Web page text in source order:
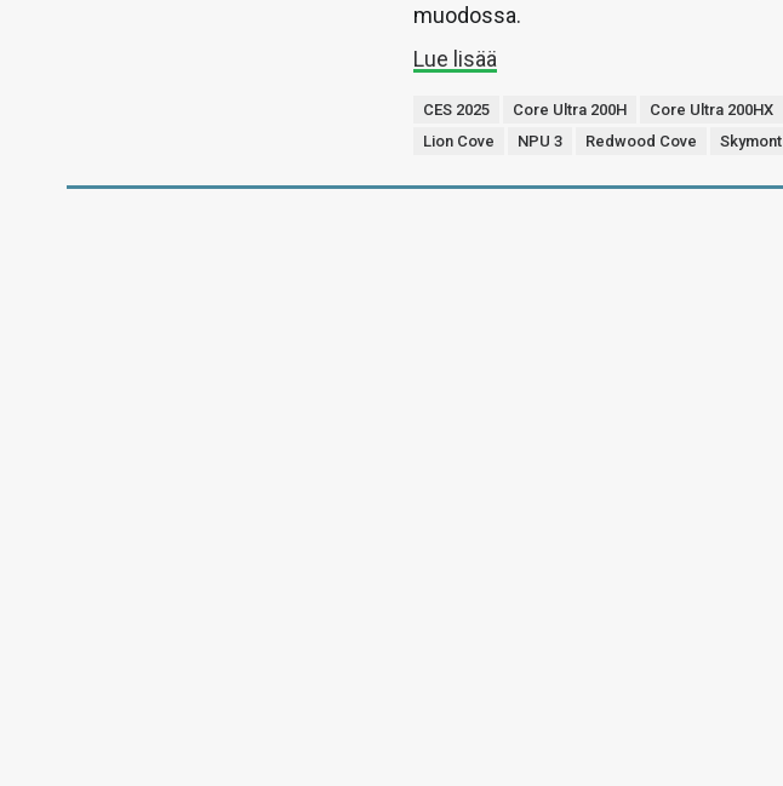
muodossa.
Lue lisää
CES 2025 Core Ultra 200H Core Ultra 200HX
Lion Cove
NPU 3 Redwood Cove Skymont